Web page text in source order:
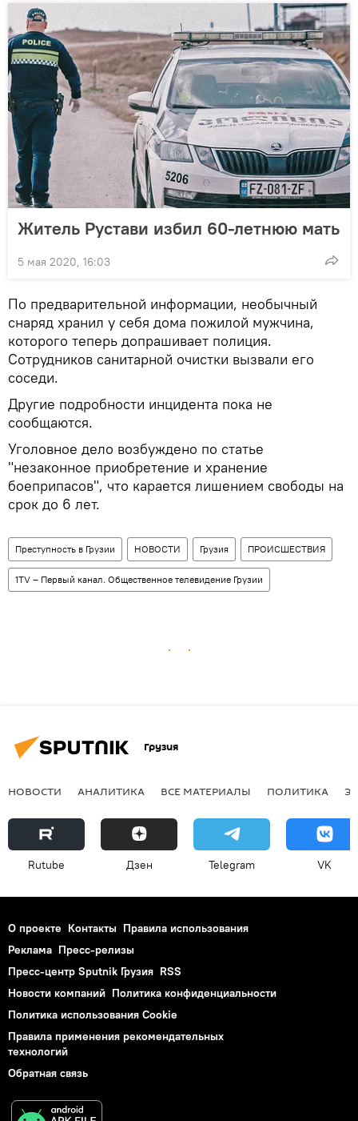
Житель Рустави избил 60-летнюю мать
5 мая 2020, 16:03
По предварительной информации, необычный
снаряд хранил у себя дома пожилой мужчина,
которого теперь допрашивает полиция.
Сотрудников санитарной очистки вызвали его
соседи.
Другие подробности инцидента пока не
сообщаются.
Уголовное дело возбуждено по статье
"незаконное приобретение и хранение
боеприпасов", что карается лишением свободы на
срок до 6 лет.
Преступность в Грузии НОВОСТИ Грузия ПРОИСШЕСТВИЯ
1TV – Первый канал. Общественное телевидение Грузии
Грузия
НОВОСТИ АНАЛИТИКА ВСЕ МАТЕРИАЛЫ ПОЛИТИКА
Rutube Дзен Telegram VK
О проекте Контакты Правила использования
Реклама Пресс-релизы
Пресс-центр Sputnik Грузия RSS
Новости компаний Политика конфиденциальности
Политика использования Cookie
Правила применения рекомендательных
технологий
Обратная связь